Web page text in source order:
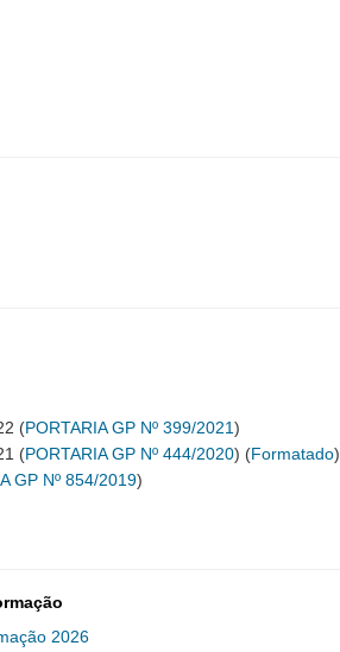
(PORTARIA GP Nº 399/2021)
(PORTARIA GP Nº 444/2020) (Formatado)
GP Nº 854/2019)
2026